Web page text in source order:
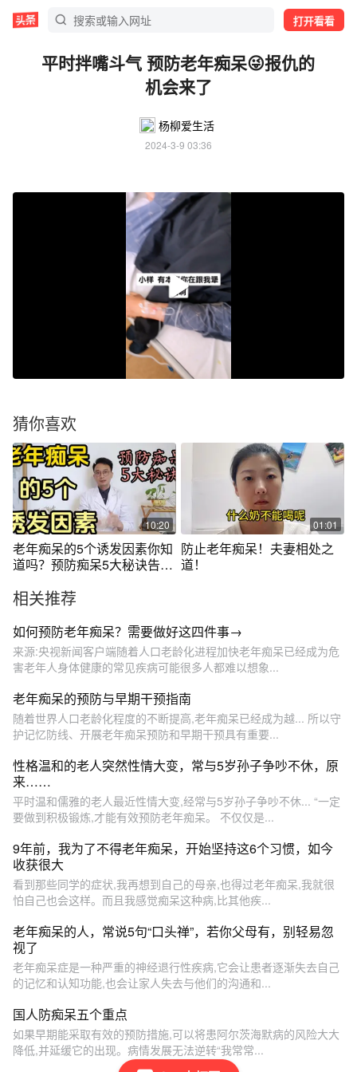
打开看看
平时拌嘴斗气 预防老年痴呆😜报仇的
机会来了
杨柳爱生活
2024-3-9 03:36
猜你喜欢
10:20
老年痴呆的5个诱发因素你知
道吗？预防痴呆5大秘诀告诉
01:01
防止老年痴呆！夫妻相处之
道！
相关推荐
如何预防老年痴呆？需要做好这四件事→
来源:央视新闻客户端随着人口老龄化进程加快老年痴呆已经成为危
害老年人身体健康的常见疾病可能很多人都难以想象...
老年痴呆的预防与早期干预指南
随着世界人口老龄化程度的不断提高,老年痴呆已经成为越... 所以守
护记忆防线、开展老年痴呆预防和早期干预具有重要...
性格温和的老人突然性情大变，常与5岁孙子争吵不休，原
来……
平时温和儒雅的老人最近性情大变,经常与5岁孙子争吵不休... “一定
要做到积极锻炼,才能有效预防老年痴呆。 不仅仅是...
9年前，我为了不得老年痴呆，开始坚持这6个习惯，如今
收获很大
看到那些同学的症状,我再想到自己的母亲,也得过老年痴呆,我就很
怕自己也会这样。而且我感觉痴呆这种病,比其他疾...
老年痴呆的人，常说5句“口头禅”，若你父母有，别轻易忽
视了
老年痴呆症是一种严重的神经退行性疾病,它会让患者逐渐失去自己
的记忆和认知功能,也会让家人失去与他们的沟通和...
国人防痴呆五个重点
如果早期能采取有效的预防措施,可以将患阿尔茨海默病的风险大大
降低,并延缓它的出现。病情发展无法逆转“我常常...